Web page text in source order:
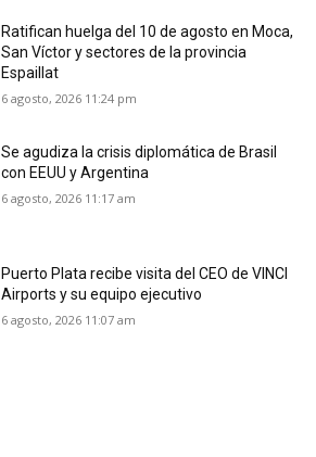
Ratifican huelga del 10 de agosto en Moca,
San Víctor y sectores de la provincia
Espaillat
6 agosto, 2026 11:24 pm
Se agudiza la crisis diplomática de Brasil
con EEUU y Argentina
6 agosto, 2026 11:17 am
Puerto Plata recibe visita del CEO de VINCI
Airports y su equipo ejecutivo
6 agosto, 2026 11:07 am